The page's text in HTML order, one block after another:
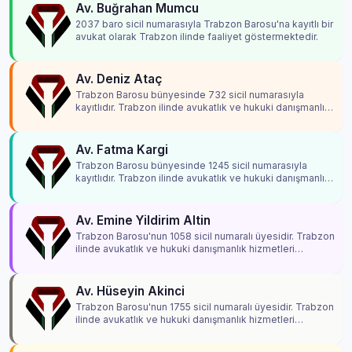
Av. Buğrahan Mumcu
2037 baro sicil numarasıyla Trabzon Barosu'na kayıtlı bir
avukat olarak Trabzon ilinde faaliyet göstermektedir.
Av. Deniz Ataç
Trabzon Barosu bünyesinde 732 sicil numarasıyla
kayıtlıdır. Trabzon ilinde avukatlık ve hukuki danışmanlık
Av. Fatma Kargi
Trabzon Barosu bünyesinde 1245 sicil numarasıyla
kayıtlıdır. Trabzon ilinde avukatlık ve hukuki danışmanlık
Av. Emine Yildirim Altin
Trabzon Barosu'nun 1058 sicil numaralı üyesidir. Trabzon
ilinde avukatlık ve hukuki danışmanlık hizmetleri
Av. Hüseyin Akinci
Trabzon Barosu'nun 1755 sicil numaralı üyesidir. Trabzon
ilinde avukatlık ve hukuki danışmanlık hizmetleri